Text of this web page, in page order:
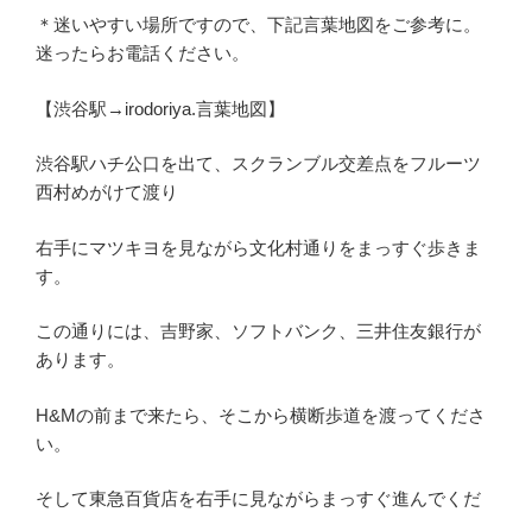
＊迷いやすい場所ですので、下記言葉地図をご参考に。
迷ったらお電話ください。
【渋谷駅→irodoriya.言葉地図】
渋谷駅ハチ公口を出て、スクランブル交差点をフルーツ
西村めがけて渡り
右手にマツキヨを見ながら文化村通りをまっすぐ歩きま
す。
この通りには、吉野家、ソフトバンク、三井住友銀行が
あります。
H&Mの前まで来たら、そこから横断歩道を渡ってくださ
い。
そして東急百貨店を右手に見ながらまっすぐ進んでくだ